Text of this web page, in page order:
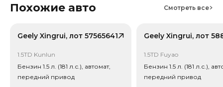
дефектовку и точные сроки логистики. Работаем и
24 месяца — 735 822 ₽ (потеря в цене 17.8%).
Китая, без растаможки.
Тип привода: Передний привод (FWD).
Похожие авто Смотреть все
Geely Xingrui, лот 57565641
1.5TD Kunlun
Бензин 1.5 л. (181 л.с.), автомат,
передний привод
1.5TD Fuyao
Бензин 1.5 л. (181 л.с.),
передний привод